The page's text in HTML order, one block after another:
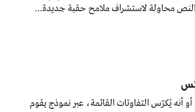
النص محاولة لاستشراف ملامح حقبة جديدة...
أنه يُكرّس التفاوتات القائمة، عبر نموذج يقوم